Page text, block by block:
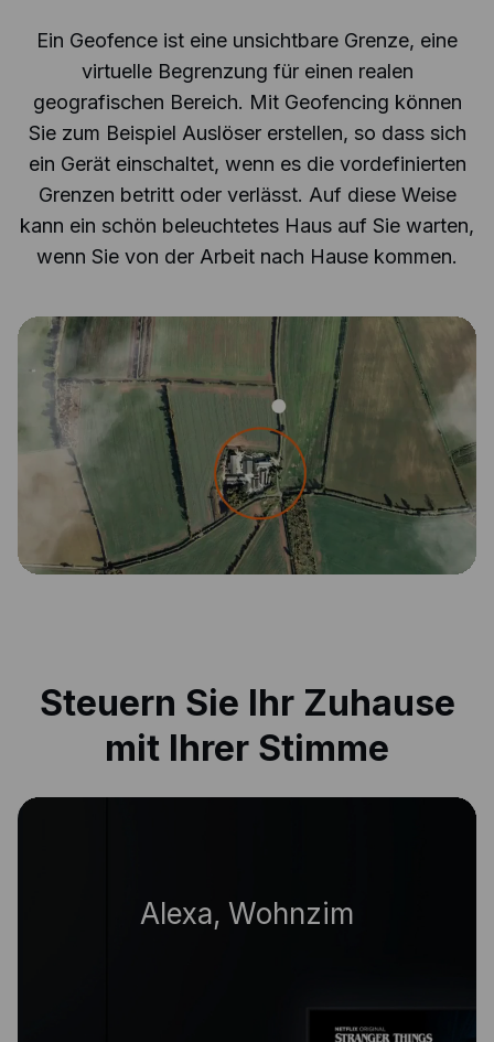
Ein Geofence ist eine unsichtbare Grenze, eine
virtuelle Begrenzung für einen realen
geografischen Bereich. Mit Geofencing können
Sie zum Beispiel Auslöser erstellen, so dass sich
ein Gerät einschaltet, wenn es die vordefinierten
Grenzen betritt oder verlässt. Auf diese Weise
kann ein schön beleuchtetes Haus auf Sie warten,
wenn Sie von der Arbeit nach Hause kommen.
Steuern Sie Ihr Zuhause
mit Ihrer Stimme
Alexa, Wohnzimmer aus.
|